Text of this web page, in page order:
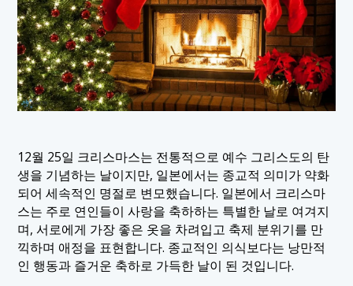
12월 25일 크리스마스는 전통적으로 예수 그리스도의 탄
생을 기념하는 날이지만, 일본에서는 종교적 의미가 약화
되어 세속적인 명절로 변모했습니다. 일본에서 크리스마
스는 주로 연인들이 사랑을 축하하는 특별한 날로 여겨지
며, 서로에게 가장 좋은 옷을 차려입고 축제 분위기를 만
끽하며 애정을 표현합니다. 종교적인 의식보다는 낭만적
인 행동과 즐거운 축하로 가득한 날이 된 것입니다.